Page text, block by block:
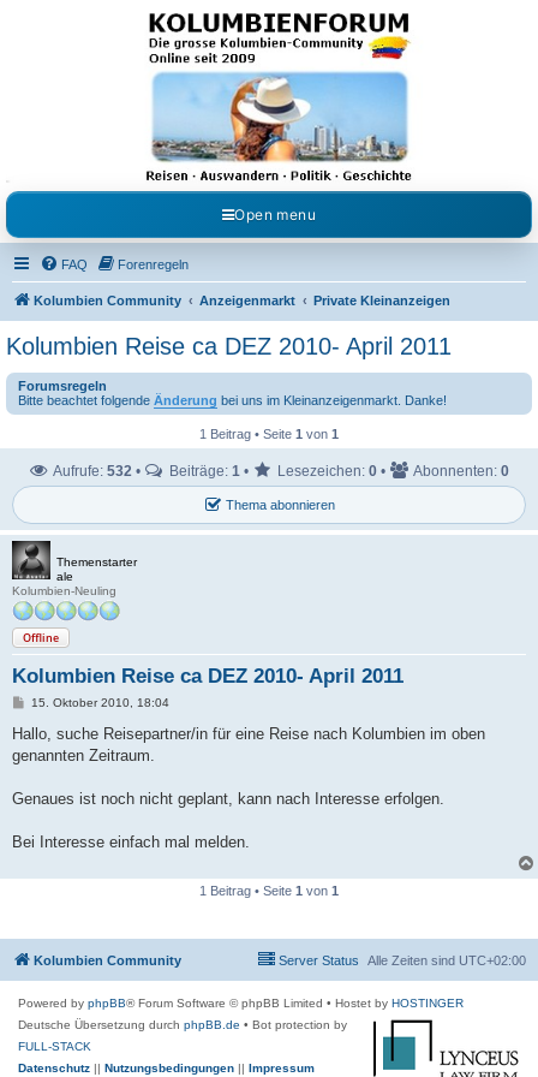
Kolumbienforum - Das
grosse Forum der
Freunde Kolumbiens
Reisen, Auswandern, Kultur, Politik, Geschichte und Visum in Kolumbien und Venezuela.
Austausch, Erfahrungen und Gemeinschaft im Kolumbienforum
Open menu
FAQ Forenregeln
Kolumbien Community Anzeigenmarkt Private Kleinanzeigen
Kolumbien Reise ca DEZ 2010- April 2011
Forumsregeln
Bitte beachtet folgende Änderung bei uns im Kleinanzeigenmarkt. Danke!
1 Beitrag • Seite 1 von 1
Thema abonnieren
Aufrufe: 532 • Beiträge: 1 • Lesezeichen: 0 • Abonnenten: 0
Themenstarter
ale
Kolumbien-Neuling
Offline
Kolumbien Reise ca DEZ 2010- April 2011
B
i
r
15. Oktober 2010, 18:04
Hallo, suche Reisepartner/in für eine Reise nach Kolumbien im oben
genannten Zeitraum.
Genaues ist noch nicht geplant, kann nach Interesse erfolgen.
Bei Interesse einfach mal melden.
1 Beitrag • Seite 1 von 1
Kolumbien Community Alle Zeiten sind UTC+02:00
Server Status
Powered by phpBB® Forum Software © phpBB Limited • Hostet by HOSTINGER
Deutsche Übersetzung durch phpBB.de • Bot protection by
FULL-STACK
Datenschutz || Nutzungsbedingungen || Impressum